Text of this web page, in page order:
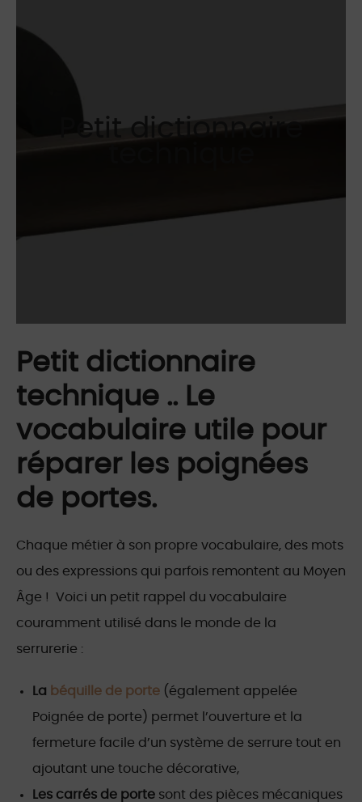
Petit dictionnaire
Petit dictionnaire
technique .. Le
vocabulaire utile pour
réparer les poignées
de portes.
Chaque métier à son propre vocabulaire, des mots
ou des expressions qui parfois remontent au Moyen
Âge ! Voici un petit rappel du vocabulaire
couramment utilisé dans le monde de la
serrurerie :
La béquille de porte (également appelée
Poignée de porte) permet l’ouverture et la
fermeture facile d’un système de serrure tout en
ajoutant une touche décorative,
Les carrés de porte sont des pièces mécaniques